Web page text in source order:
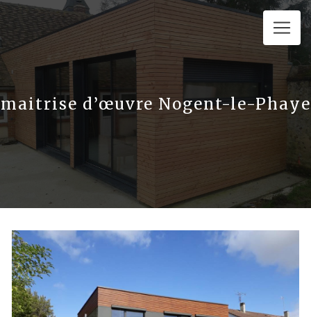
maitrise d’œuvre Nogent-le-Phaye
Panneau de gestion des cookies